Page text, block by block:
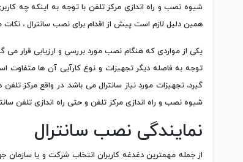
شیوه نصب و راه اندازی مرکز تلفن با توجه به اینکه چه
همین دلیل لازم است پیش از اقدام برای نصب سانترال ، نکات
یکی از مواردی که هنگام نصب مورد بررسی و ارزیابی قرار
توجه به فاصله دیگر تجهیزات و نوع کارآیی آن ها متفاوت
گیرد، تجهیزات مورد نیاز سانترال می باشد. در واقع مرکز
شیوه نصب و راه اندازی مرکز تلفن و حتی راه اندازی تلفن
نمایندگی نصب سانترال
از جمله مهمترین دغدغه کاربران انتخاب شرکت و یا